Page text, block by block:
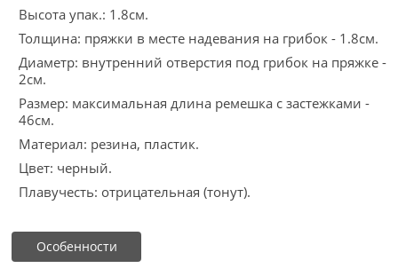
Высота упак.: 1.8см.
Толщина: пряжки в месте надевания на грибок - 1.8см.
Диаметр: внутренний отверстия под грибок на пряжке -
2см.
Размер: максимальная длина ремешка с застежками -
46см.
Материал: резина, пластик.
Цвет: черный.
Плавучесть: отрицательная (тонут).
Особенности